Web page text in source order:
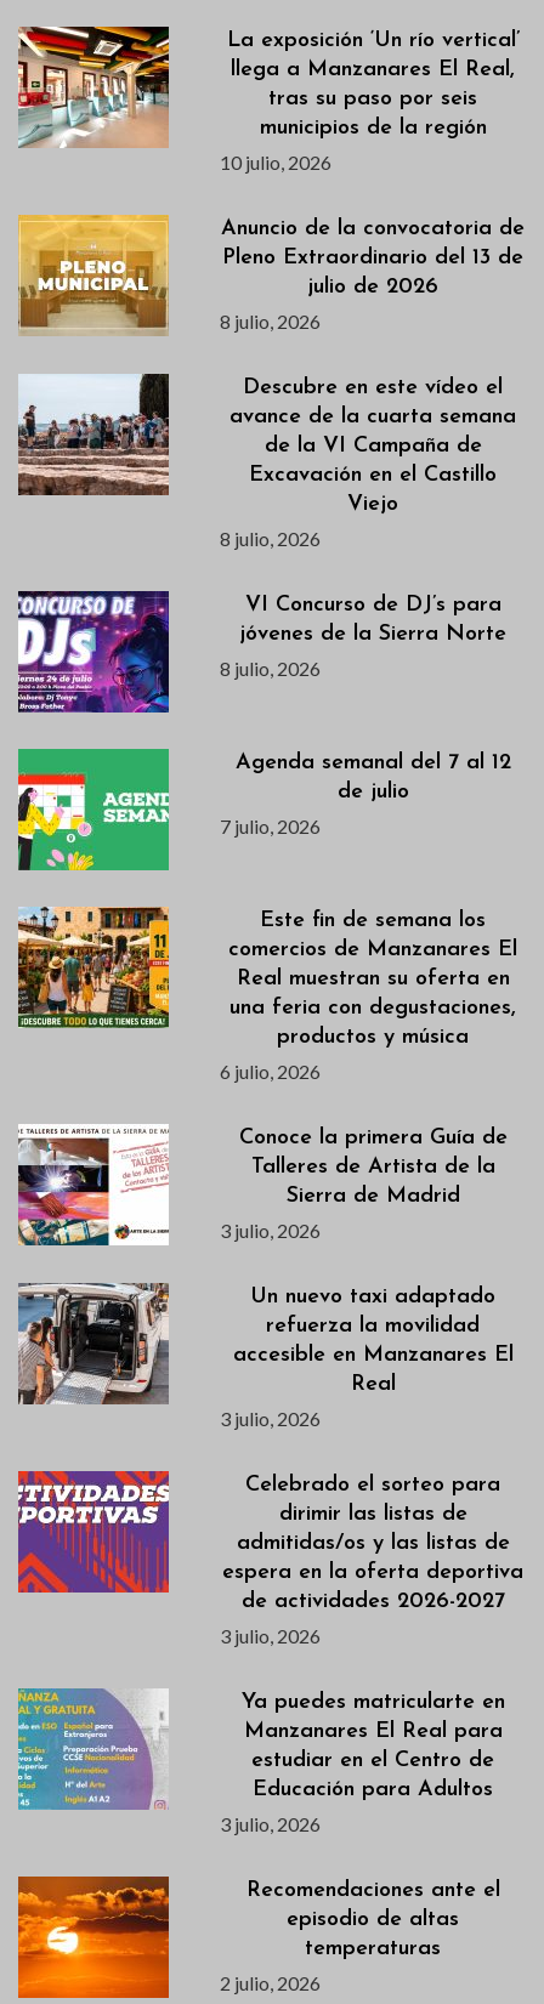
La exposición ‘Un río vertical’
llega a Manzanares El Real,
tras su paso por seis
municipios de la región
10 julio, 2026
Anuncio de la convocatoria de
Pleno Extraordinario del 13 de
julio de 2026
8 julio, 2026
Descubre en este vídeo el
avance de la cuarta semana
de la VI Campaña de
Excavación en el Castillo
Viejo
8 julio, 2026
VI Concurso de DJ’s para
jóvenes de la Sierra Norte
8 julio, 2026
Agenda semanal del 7 al 12
de julio
7 julio, 2026
Este fin de semana los
comercios de Manzanares El
Real muestran su oferta en
una feria con degustaciones,
productos y música
6 julio, 2026
Conoce la primera Guía de
Talleres de Artista de la
Sierra de Madrid
3 julio, 2026
Un nuevo taxi adaptado
refuerza la movilidad
accesible en Manzanares El
Real
3 julio, 2026
Celebrado el sorteo para
dirimir las listas de
admitidas/os y las listas de
espera en la oferta deportiva
de actividades 2026-2027
3 julio, 2026
Ya puedes matricularte en
Manzanares El Real para
estudiar en el Centro de
Educación para Adultos
3 julio, 2026
Recomendaciones ante el
episodio de altas
temperaturas
2 julio, 2026